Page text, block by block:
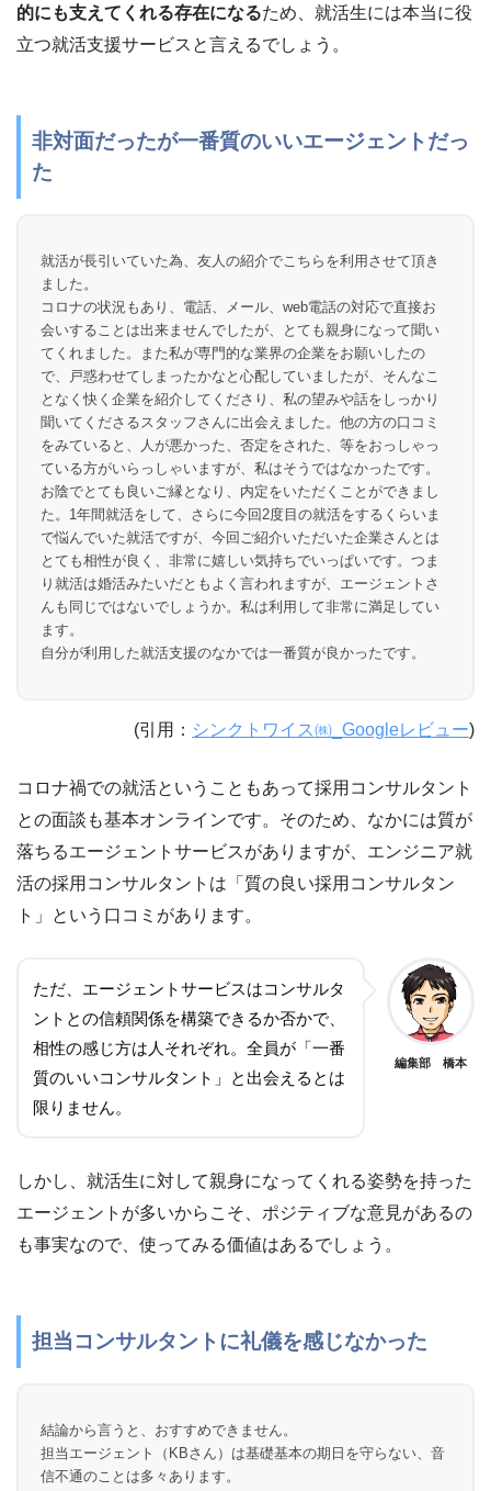
的にも支えてくれる存在になるため、就活生には本当に役
立つ就活支援サービスと言えるでしょう。
非対面だったが一番質のいいエージェントだっ
た
就活が長引いていた為、友人の紹介でこちらを利用させて頂き
ました。
コロナの状況もあり、電話、メール、web電話の対応で直接お
会いすることは出来ませんでしたが、とても親身になって聞い
てくれました。また私が専門的な業界の企業をお願いしたの
で、戸惑わせてしまったかなと心配していましたが、そんなこ
となく快く企業を紹介してくださり、私の望みや話をしっかり
聞いてくださるスタッフさんに出会えました。他の方の口コミ
をみていると、人が悪かった、否定をされた、等をおっしゃっ
ている方がいらっしゃいますが、私はそうではなかったです。
お陰でとても良いご縁となり、内定をいただくことができまし
た。1年間就活をして、さらに今回2度目の就活をするくらいま
で悩んでいた就活ですが、今回ご紹介いただいた企業さんとは
とても相性が良く、非常に嬉しい気持ちでいっぱいです。つま
り就活は婚活みたいだともよく言われますが、エージェントさ
んも同じではないでしょうか。私は利用して非常に満足してい
ます。
自分が利用した就活支援のなかでは一番質が良かったです。
(引用： シンクトワイス㈱_Googleレビュー)
コロナ禍での就活ということもあって採用コンサルタント
との面談も基本オンラインです。そのため、なかには質が
落ちるエージェントサービスがありますが、エンジニア就
活の採用コンサルタントは「質の良い採用コンサルタン
ト」という口コミがあります。
ただ、エージェントサービスはコンサルタ
ントとの信頼関係を構築できるか否かで、
相性の感じ方は人それぞれ。全員が「一番
質のいいコンサルタント」と出会えるとは
限りません。
編集部 橋本
しかし、就活生に対して親身になってくれる姿勢を持った
エージェントが多いからこそ、ポジティブな意見があるの
も事実なので、使ってみる価値はあるでしょう。
担当コンサルタントに礼儀を感じなかった
結論から言うと、おすすめできません。
担当エージェント（KBさん）は基礎基本の期日を守らない、音
信不通のことは多々あります。